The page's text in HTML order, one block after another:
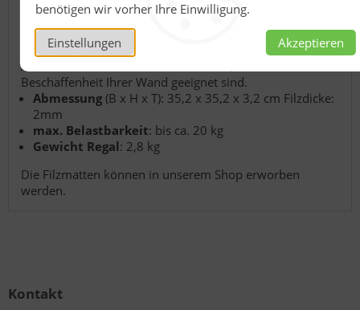
benötigen wir vorher Ihre Einwilligung.
Einstellungen Akzeptieren
inklusive
(zwei Wanddübel, zwei Schrauben und
Schraubenabdeckungen)
ACHTUNG! Bitte verwenden Sie Dübel, die für die
Beschaffenheit Ihrer Wand geeignet sind.
Abmessung (B x H x T): 35,2 x 35,2 x 3,2 cm Filzdicke:
2mm
max. Belastbarkeit: bis ca. 20 kg
Gewicht Regal: 2,8 kg
Die Filzmatten können in unserem Shop erworben
werden.
Kontakt